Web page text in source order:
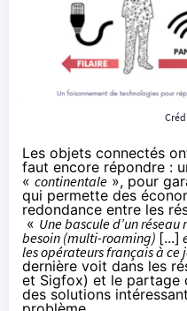
Les objets connectés
faut encore répondre :
« continentale », pour
qui permette des
redondance entre les
« Une bascule d’un
besoin (multi-roaming) [...]
les opérateurs français à ce
dernière voit dans les
et Sigfox) et le partage
des solutions